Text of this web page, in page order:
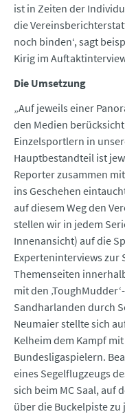
ist in Zeiten der
die
noch binden‘, sagt
Kirig im
Die Umsetzung
„Auf jeweils einer
den Medien
Einzelsportlern in
Hauptbestandteil ist
Reporter zusammen
ins Geschehen
auf diesem Weg den
stellen wir in jedem
Innenansicht) auf die
Experteninterviews zur
Themenseiten
mit den
Sandharlanden durch
Neumaier stellte sich
Kelheim dem Kampf
Bundesligaspielern.
eines Segelflugzeugs
sich beim MC Saal, auf
über die Buckelpiste